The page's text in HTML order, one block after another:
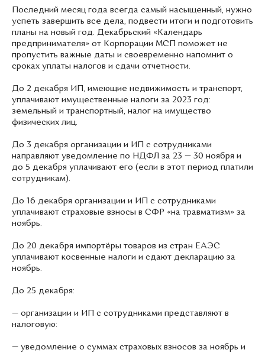
Последний месяц года всегда самый насыщенный, нужно
успеть завершить все дела, подвести итоги и подготовить
планы на новый год. Декабрьский «Календарь
предпринимателя» от Корпорации МСП поможет не
пропустить важные даты и своевременно напомнит о
сроках уплаты налогов и сдачи отчетности.
До 2 декабря ИП, имеющие недвижимость и транспорт,
уплачивают имущественные налоги за 2023 год:
земельный и транспортный, налог на имущество
физических лиц.
До 3 декабря организации и ИП с сотрудниками
направляют уведомление по НДФЛ за 23 — 30 ноября и
до 5 декабря уплачивают его (если в этот период платили
сотрудникам).
До 16 декабря организации и ИП с сотрудниками
уплачивают страховые взносы в СФР «на травматизм» за
ноябрь.
До 20 декабря импортёры товаров из стран ЕАЭС
уплачивают косвенные налоги и сдают декларацию за
ноябрь.
До 25 декабря:
— организации и ИП с сотрудниками представляют в
налоговую:
— уведомление о суммах страховых взносов за ноябрь и